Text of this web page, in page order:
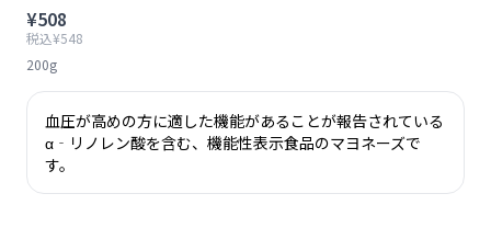
¥508
税込¥548
200g
血圧が高めの方に適した機能があることが報告されている
α‐リノレン酸を含む、機能性表示食品のマヨネーズで
す。